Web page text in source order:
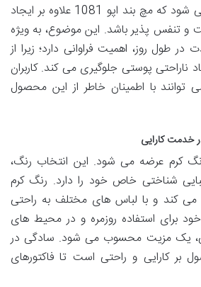
ترکیب این مواد باعث می شود که مچ بند اپو 1081 علاوه بر ایجاد
و تنفس پذیر باشد. این موضوع، به ویژه
در طول روز، اهمیت فراوانی دارد؛ زیرا از
ناراحتی پوستی جلوگیری می کند. کاربران
با اطمینان خاطر از این محصول
خدمت کارایی
اپو 1081 در رنگ کرم عرضه می شود. این انتخاب رنگ،
شناختی خاص خود را دارد. رنگ کرم
می کند و با لباس های مختلف به راحتی
برای استفاده روزمره و در محیط های
یک مزیت محسوب می شود. سادگی در
بر کارایی و راحتی است تا فاکتورهای